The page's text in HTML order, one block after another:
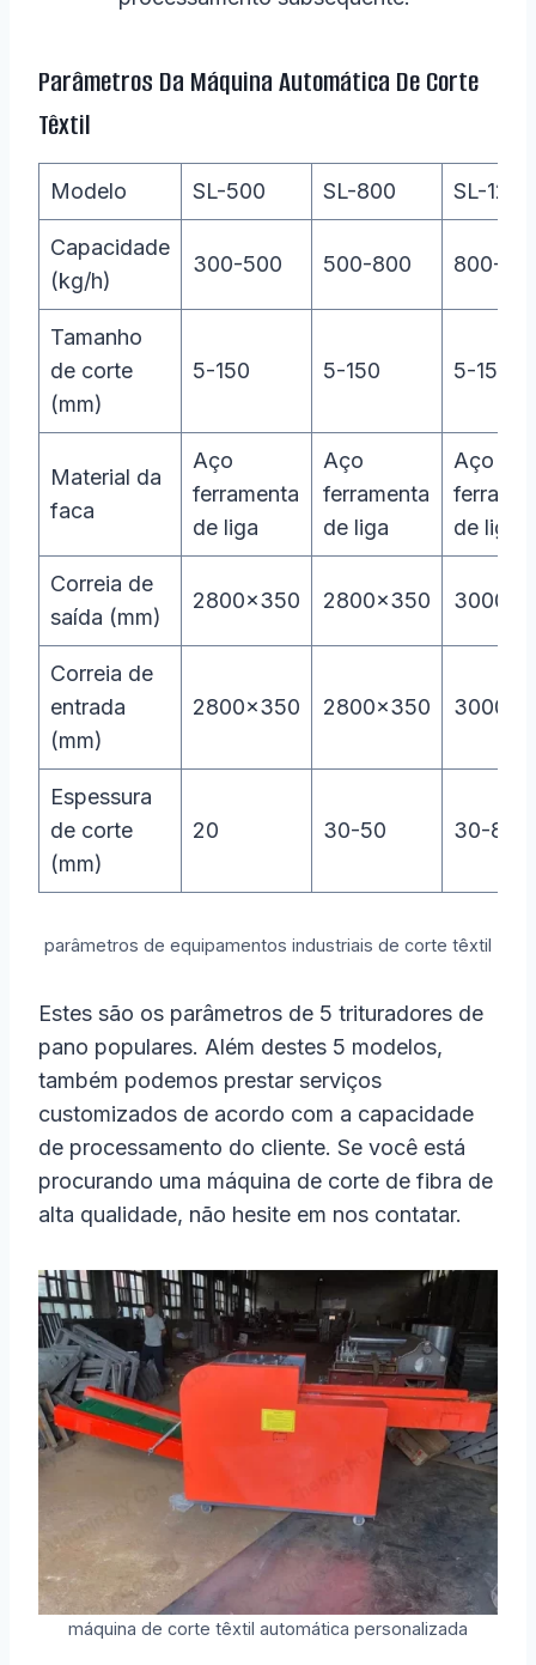
Parâmetros Da Máquina Automática De Corte
Têxtil
Modelo SL-500 SL-800 SL-1200
Capacidade
(kg/h)
300-500 500-800 800-
Tamanho
de corte
(mm)
5-150 5-150 5-150
Material da
faca
Aço
ferramenta
de liga
Aço
ferramenta
de liga
Aço
de liga
Correia de
saída (mm)
2800×350 2800×350
Correia de
entrada
(mm)
2800×350 2800×350
Espessura
de corte
(mm)
20 30-50 30-80
parâmetros de equipamentos industriais de corte têxtil
Estes são os parâmetros de 5 trituradores de
pano populares. Além destes 5 modelos,
também podemos prestar serviços
customizados de acordo com a capacidade
de processamento do cliente. Se você está
procurando uma máquina de corte de fibra de
alta qualidade, não hesite em nos contatar.
máquina de corte têxtil automática personalizada